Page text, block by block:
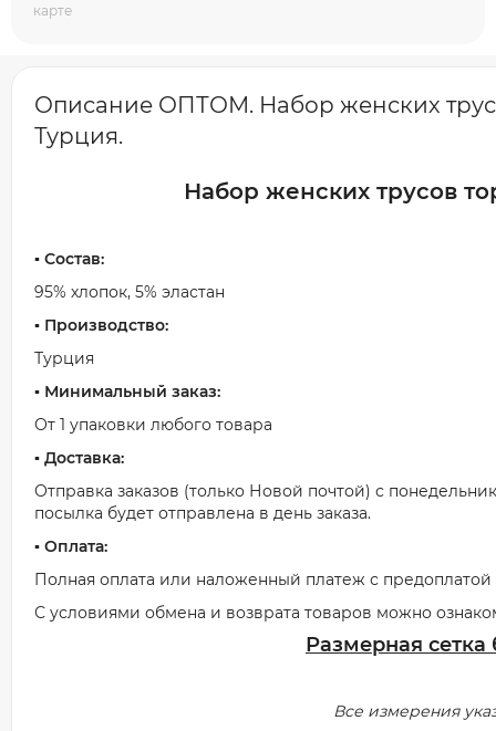
карте
Описание ОПТОМ. Набор женских
Турция.
Набор женских трусов
▪️ Состав:
95% хлопок, 5% эластан
▪️ Производство:
Турция
▪️ Минимальный заказ:
От 1 упаковки любого товара
▪️ Доставка:
Отправка заказов (только Новой почтой) с
посылка будет отправлена в день заказа.
▪️ Оплата:
Полная оплата или наложенный платеж с предоплатой
С условиями обмена и возврата товаров можно
Размерная
Все измерения